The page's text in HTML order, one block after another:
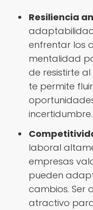
Resiliencia
enfrentar los
mentalidad
de resistirte
te permite
incertidumbre.
laboral
empresas
pueden
cambios. Ser
atractivo